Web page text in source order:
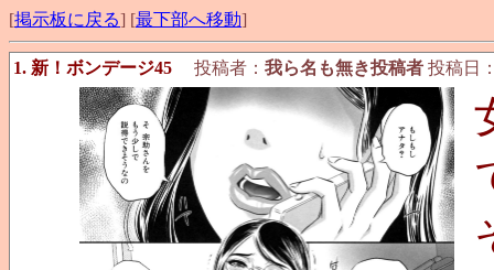
[掲示板に戻る] [最下部へ移動]
1. 新！ボンデージ45 投稿者： 我ら名も無き投稿者 投稿日